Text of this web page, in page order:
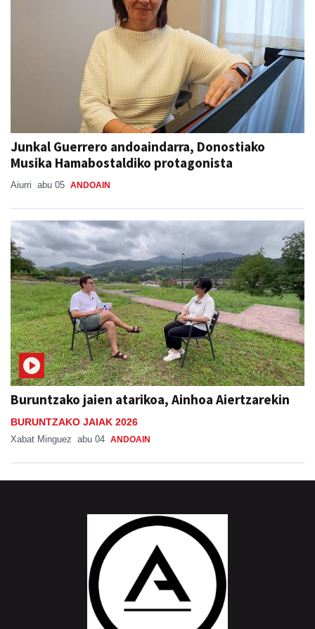
Junkal Guerrero andoaindarra, Donostiako
Musika Hamabostaldiko protagonista
Aiurri abu 05 ANDOAIN
Buruntzako jaien atarikoa, Ainhoa Aiertzarekin
BURUNTZAKO JAIAK 2026
Xabat Minguez abu 04 ANDOAIN